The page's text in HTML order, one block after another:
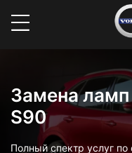
Замена
S90
Полный спектр услуг